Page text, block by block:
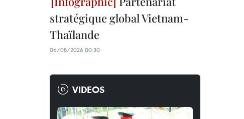
stratégique global Vietnam-
Thaïlande
06/08/2026 00:30
VIDEOS